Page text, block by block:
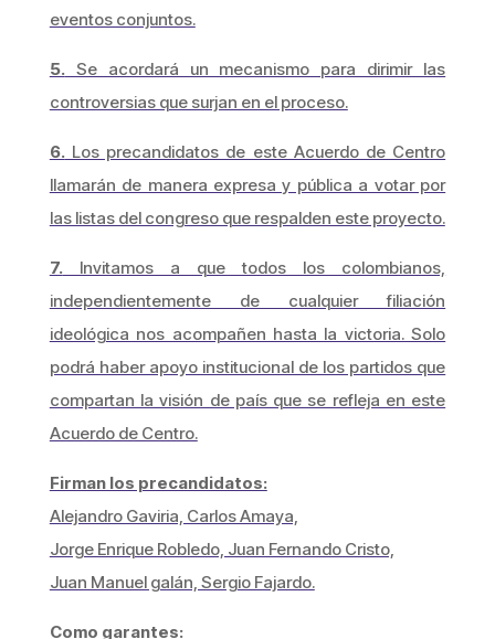
eventos conjuntos.
5.Se acordará un mecanismo para dirimir las
controversias que surjan en el proceso.
6.Los precandidatos de este Acuerdo de Centro
llamarán de manera expresa y pública a votar por
las listas del congreso que respalden este proyecto.
7.Invitamos a que todos los colombianos,
independientemente de cualquier filiación
ideológica nos acompañen hasta la victoria. Solo
podrá haber apoyo institucional de los partidos que
compartan la visión de país que se refleja en este
Acuerdo de Centro.
Firman los precandidatos:
Alejandro Gaviria, Carlos Amaya,
Jorge Enrique Robledo, Juan Fernando Cristo,
Juan Manuel galán, Sergio Fajardo.
Como garantes: